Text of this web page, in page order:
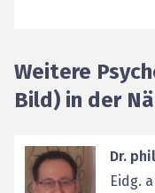
Weitere
Bild) in der
Dr.
Eidg.